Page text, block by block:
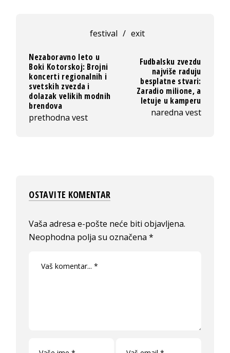
festival / exit
Nezaboravno leto u
Boki Kotorskoj: Brojni
koncerti regionalnih i
svetskih zvezda i
dolazak velikih modnih
brendova
prethodna vest
Fudbalsku zvezdu
najviše raduju
besplatne stvari:
Zaradio milione, a
letuje u kamperu
naredna vest
OSTAVITE KOMENTAR
Vaša adresa e-pošte neće biti objavljena.
Neophodna polja su označena*